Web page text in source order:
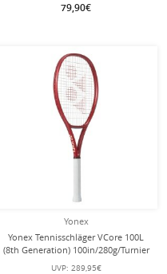
79,90€
Yonex
Yonex Tennisschläger VCore 100L
(8th Generation) 100in/280g/Turnier
2026 rot - unbesaitet -
UVP: 289,95€